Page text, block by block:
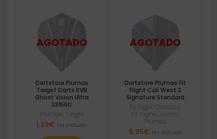
Dartstore Plumas
Target Darts RVB
Ghost Vision Ultra
331560
Plumas Target
1,29€ Iva incluido
Dartstore Plumas Fit
Flight Cali West 2
Signature Standard
Fit Flight Clasicas
Fit Flight Cosmo
Plumas
6,95€ Iva incluido